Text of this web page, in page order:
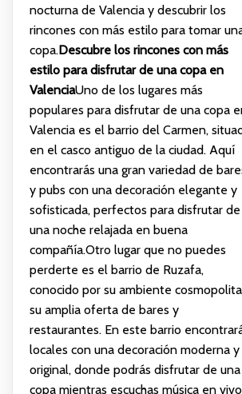
nocturna de Valencia y descubrir los
rincones con más estilo para tomar
copa.Descubre los rincones con más
estilo para disfrutar de una copa en
ValenciaUno de los lugares más
populares para disfrutar de una copa
Valencia es el barrio del Carmen,
en el casco antiguo de la ciudad. Aquí
encontrarás una gran variedad de
y pubs con una decoración elegante y
sofisticada, perfectos para disfrutar de
una noche relajada en buena
compañía.Otro lugar que no puedes
perderte es el barrio de Ruzafa,
conocido por su ambiente
su amplia oferta de bares y
restaurantes. En este barrio
locales con una decoración moderna y
original, donde podrás disfrutar de una
copa mientras escuchas música en